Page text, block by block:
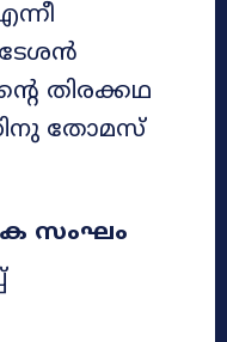
തിരക്കഥ
തോമസ്
സംഘം